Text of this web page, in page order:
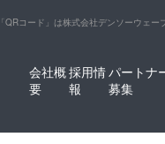
「QRコード」は株式会社デンソーウェー
会社概
要
採用情
報
パートナ
募集